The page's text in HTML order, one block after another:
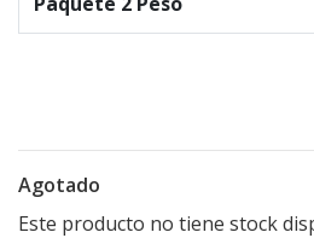
Agotado
Este producto no tiene stock